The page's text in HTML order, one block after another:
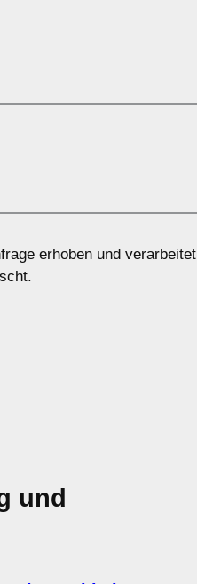
erhoben und verarbeitet
und